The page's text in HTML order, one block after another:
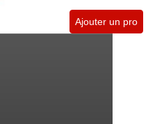
Ajouter un pro